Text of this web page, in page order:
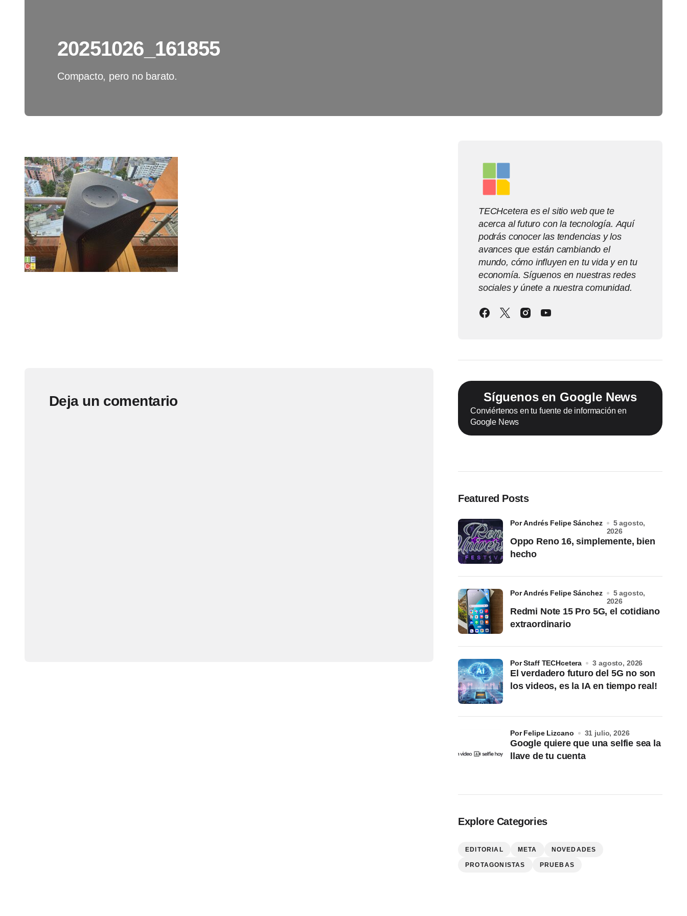
20251026_161855
Compacto, pero no barato.
Deja un comentario
TECHcetera es el sitio web que te
acerca al futuro con la tecnología. Aquí
podrás conocer las tendencias y los
avances que están cambiando el
mundo, cómo influyen en tu vida y en tu
economía. Síguenos en nuestras redes
sociales y únete a nuestra comunidad.
Síguenos en Google News
Conviértenos en tu fuente de información en
Google News
Featured Posts
Oppo Reno 16, simplemente, bien
hecho
por Andrés Felipe Sánchez
5 agosto,
2026
Redmi Note 15 Pro 5G, el cotidiano
extraordinario
por Andrés Felipe Sánchez
5 agosto,
2026
El verdadero futuro del 5G no son
los videos, es la IA en tiempo real!
por Staff TECHcetera 3 agosto, 2026
Google quiere que una selfie sea la
llave de tu cuenta
por Felipe Lizcano 31 julio, 2026
Explore Categories
EDITORIAL META NOVEDADES
PROTAGONISTAS PRUEBAS